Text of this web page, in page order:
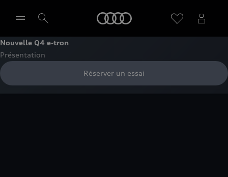
Sélectionner un Partenaire
Nouvelle Q4 e-tron
Présentation
Réserver un essai